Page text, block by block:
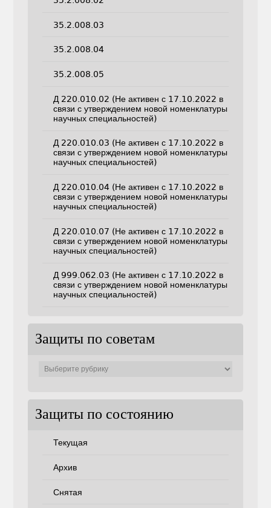
35.2.008.03
35.2.008.04
35.2.008.05
Д 220.010.02 (Не активен с 17.10.2022 в
связи с утверждением новой номенклатуры
научных специальностей)
Д 220.010.03 (Не активен с 17.10.2022 в
связи с утверждением новой номенклатуры
научных специальностей)
Д 220.010.04 (Не активен с 17.10.2022 в
связи с утверждением новой номенклатуры
научных специальностей)
Д 220.010.07 (Не активен с 17.10.2022 в
связи с утверждением новой номенклатуры
научных специальностей)
Д 999.062.03 (Не активен с 17.10.2022 в
связи с утверждением новой номенклатуры
научных специальностей)
Защиты по советам
Защиты по состоянию
Текущая
Архив
Снятая